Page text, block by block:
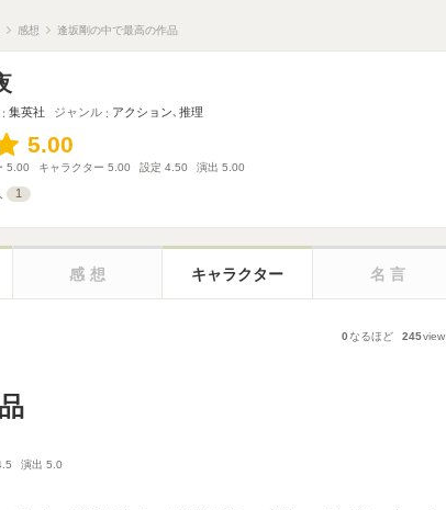
感想 逢坂剛の中で最高の作品
集英社 ジャンル アクション､ 推理
5.00
5.00
5.00 キャラクター 5.00 設定 4.50 演出 5.00
1
感想 キャラクター 名言
0なるほど 245view
演出 5.0